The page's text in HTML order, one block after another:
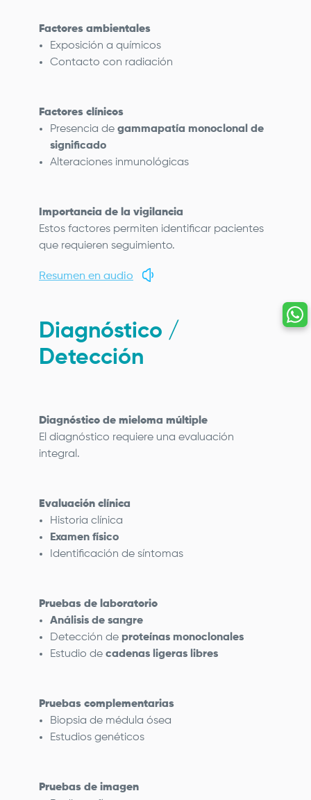
Factores ambientales
Exposición a químicos
Contacto con radiación
Factores clínicos
Presencia de gammapatía monoclonal de
significado
Alteraciones inmunológicas
Importancia de la vigilancia
Estos factores permiten identificar pacientes
que requieren seguimiento.
Resumen en audio
Diagnóstico /
Detección
Diagnóstico de mieloma múltiple
El diagnóstico requiere una evaluación
integral.
Evaluación clínica
Historia clínica
Examen físico
Identificación de síntomas
Pruebas de laboratorio
Análisis de sangre
Detección de proteínas monoclonales
Estudio de cadenas ligeras libres
Pruebas complementarias
Biopsia de médula ósea
Estudios genéticos
Pruebas de imagen